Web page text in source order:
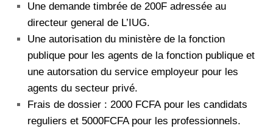
Une demande timbrée de 200F adressée au
directeur general de L’IUG.
Une autorisation du ministère de la fonction
publique pour les agents de la fonction publique et
une autorsation du service employeur pour les
agents du secteur privé.
Frais de dossier : 2000 FCFA pour les candidats
reguliers et 5000FCFA pour les professionnels.